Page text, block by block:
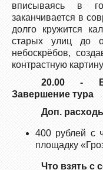
вписываясь в
заканчивается в
долго кружится
старых улиц до
небоскрёбов,
контрастную
20.00 -
Завершение тура
Доп.
400 рублей с
площадку
Что взять с